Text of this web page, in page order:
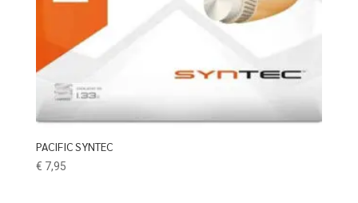
PACIFIC SYNTEC
€ 7,95